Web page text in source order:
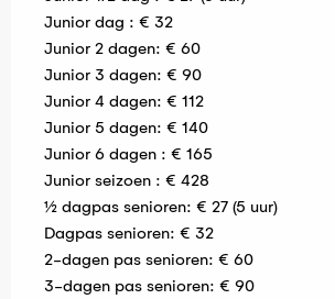
Junior dag : € 32
Junior 2 dagen: € 60
Junior 3 dagen: € 90
Junior 4 dagen: € 112
Junior 5 dagen: € 140
Junior 6 dagen : € 165
Junior seizoen : € 428
½ dagpas senioren: € 27 (5 uur)
Dagpas senioren: € 32
2-dagen pas senioren: € 60
3-dagen pas senioren: € 90